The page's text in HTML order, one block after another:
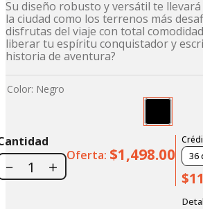
Su diseño robusto y versátil te
la ciudad como los terrenos más
disfrutas del viaje con total
liberar tu espíritu conquistador y
historia de aventura?
Color: Negro
＋
－
Oferta: $1,498.00
36